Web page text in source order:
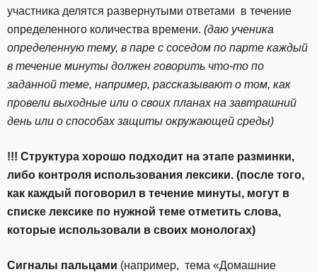
участника делятся развернутыми ответами в течение
определенного количества времени. (даю ученика
определенную тему, в паре с соседом по парте каждый
в течение минуты должен говорить что-то по
заданной теме, например, рассказывают о том, как
провели выходные или о своих планах на завтрашний
день или о способах защиты окружающей среды)
!!! Структура хорошо подходит на этапе разминки,
либо контроля использования лексики. (после того,
как каждый поговорил в течение минуты, могут в
списке лексике по нужной теме отметить слова,
которые использовали в своих монологах)
Сигналы пальцами (например, тема «Домашние